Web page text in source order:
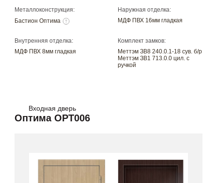
Металлоконструкция:
Бастион Оптима
Наружная отделка:
МДФ ПВХ 16мм гладкая
Внутренняя отделка:
МДФ ПВХ 8мм гладкая
Комплект замков:
Меттэм ЗВ8 240.0.1-18 сув. б/р
Меттэм ЗВ1 713.0.0 цил. с
ручкой
Входная дверь
Оптима OPT006